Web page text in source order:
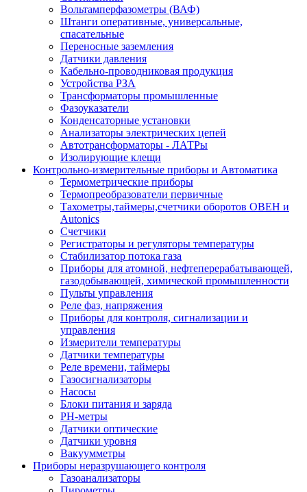
Вольтамперфазометры (ВАФ)
Штанги оперативные, универсальные,
спасательные
Переносные заземления
Датчики давления
Кабельно-проводниковая продукция
Устройства РЗА
Трансформаторы промышленные
Фазоуказатели
Конденсаторные установки
Анализаторы электрических цепей
Автотрансформаторы - ЛАТРы
Изолирующие клещи
Контрольно-измерительные приборы и Автоматика
Термометрические приборы
Термопреобразователи первичные
Тахометры,таймеры,счетчики оборотов ОВЕН и
Autonics
Счетчики
Регистраторы и регуляторы температуры
Стабилизатор потока газа
Приборы для атомной, нефтеперерабатывающей,
газодобывающей, химической промышленности
Пульты управления
Реле фаз, напряжения
Приборы для контроля, сигнализации и
управления
Измерители температуры
Датчики температуры
Реле времени, таймеры
Газосигнализаторы
Насосы
Блоки питания и заряда
PH-метры
Датчики оптические
Датчики уровня
Вакуумметры
Приборы неразрушающего контроля
Газоанализаторы